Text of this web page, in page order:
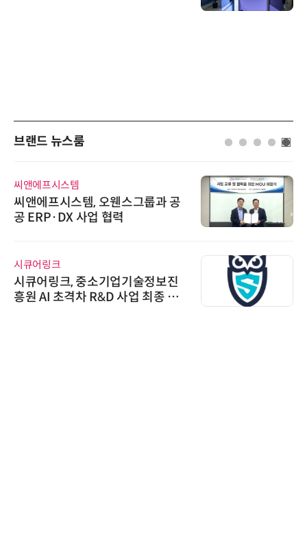
브랜드 뉴스룸
씨앤에프시스템
씨앤에프시스템, 오웬스그룹과 공
공 ERP·DX 사업 협력
시큐어링크
시큐어링크, 중소기업기술정보진
흥원 AI 초격차 R&D 사업 최종 선